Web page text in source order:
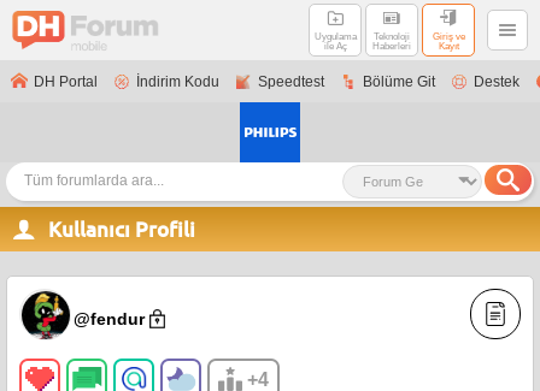
Uygulama
ile Aç
Teknoloji
Haberleri
Giriş ve
Kayıt
DH Portal İndirim Kodu Speedtest Bölüme Git Destek
Kullanıcı Profili
@fendur
+4